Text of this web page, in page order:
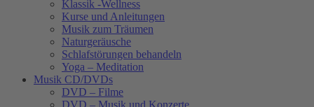
Klassik -Wellness
Kurse und Anleitungen
Musik zum Träumen
Naturgeräusche
Schlafstörungen behandeln
Yoga – Meditation
Musik CD/DVDs
DVD – Filme
DVD – Musik und Konzerte